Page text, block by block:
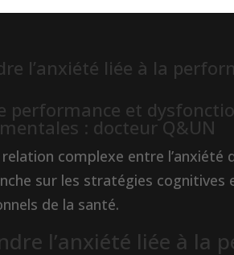
l’anxiété liée à la
performance et
: docteur Q&UN
complexe entre
sur les stratégies
de la santé.
l’anxiété liée à la